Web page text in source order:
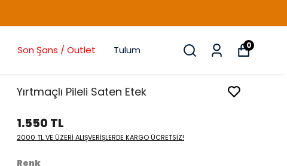
Son Şans / Outlet Tulum 0
Yırtmaçlı Pileli Saten Etek
1.550 TL
2000 TL VE ÜZERİ ALIŞVERİŞLERDE KARGO ÜCRETSİZ!
Renk